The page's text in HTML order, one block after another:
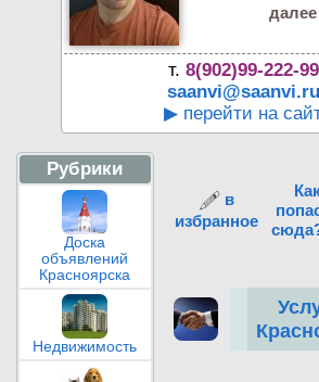
далее
т. 8(902)99-222-99
saanvi@saanvi.ru
▶ перейти на
Рубрики
Доска
объявлений
Красноярска
Недвижимость
в
избранное